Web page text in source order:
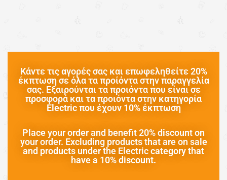
Κάντε τις αγορές σας και επωφεληθείτε 20%
έκπτωση σε όλα τα προίόντα στην παραγγελία
σας. Εξαιρούνται τα προιόντα που είναι σε
προσφορά και τα προιόντα στην κατηγορία
Electric που έχουν 10% έκπτωση
Place your order and benefit 20% discount on
your order. Excluding products that are on sale
and products under the Electric category that
have a 10% discount.